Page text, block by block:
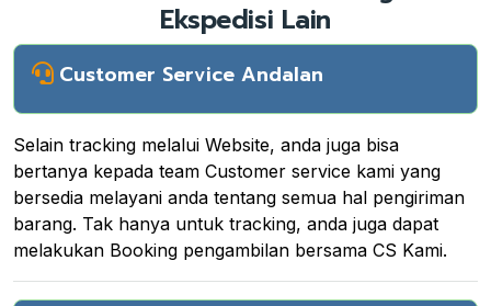
Ekspedisi Lain
Customer Service Andalan
Selain tracking melalui Website, anda juga bisa
bertanya kepada team Customer service kami yang
bersedia melayani anda tentang semua hal pengiriman
barang. Tak hanya untuk tracking, anda juga dapat
melakukan Booking pengambilan bersama CS Kami.